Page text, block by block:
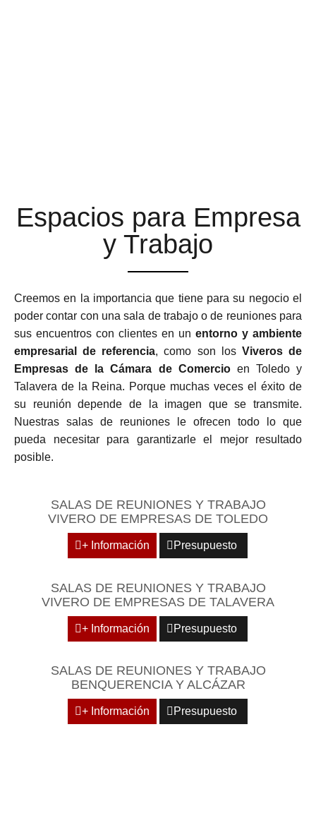
Espacios para Empresa
y Trabajo
Creemos en la importancia que tiene para su negocio el
poder contar con una sala de trabajo o de reuniones para
sus encuentros con clientes en un entorno y ambiente
empresarial de referencia, como son los Viveros de
Empresas de la Cámara de Comercioen Toledo y
Talavera de la Reina. Porque muchas veces el éxito de
su reunión depende de la imagen que se transmite.
Nuestras salas de reuniones le ofrecen todo lo que
pueda necesitar para garantizarle el mejor resultado
posible.
SALAS DE REUNIONES Y TRABAJO
VIVERO DE EMPRESAS DE TOLEDO
+ Información Presupuesto
SALAS DE REUNIONES Y TRABAJO
VIVERO DE EMPRESAS DE TALAVERA
+ Información Presupuesto
SALAS DE REUNIONES Y TRABAJO
BENQUERENCIA Y ALCÁZAR
+ Información Presupuesto